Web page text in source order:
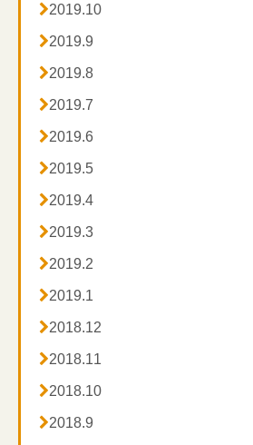
2019.10
2019.9
2019.8
2019.7
2019.6
2019.5
2019.4
2019.3
2019.2
2019.1
2018.12
2018.11
2018.10
2018.9